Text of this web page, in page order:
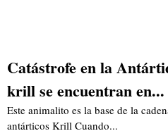
Catástrofe en la
krill se encuentran en...
Este animalito es la base de la
antárticos Krill Cuando...